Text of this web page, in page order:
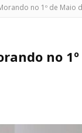
no 1º de Maio
no